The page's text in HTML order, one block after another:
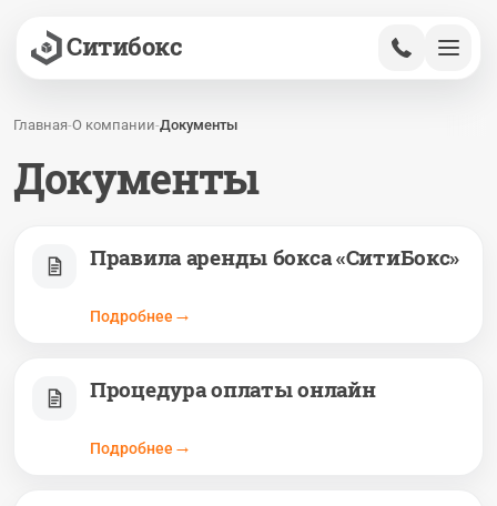
Ситибокс
Главная-О компании-Документы
Документы
Правила аренды бокса «СитиБокс»
Подробнее
Процедура оплаты онлайн
Подробнее